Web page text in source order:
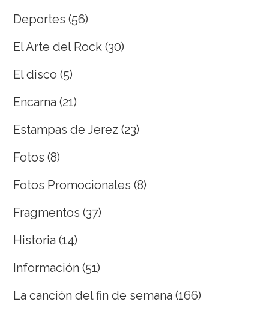
Deportes (56)
El Arte del Rock (30)
El disco (5)
Encarna (21)
Estampas de Jerez (23)
Fotos (8)
Fotos Promocionales (8)
Fragmentos (37)
Historia (14)
Información (51)
La canción del fin de semana (166)